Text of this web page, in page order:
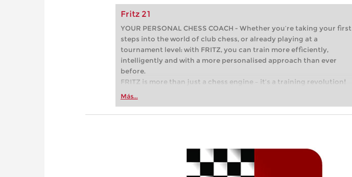
Fritz 21
YOUR PERSONAL CHESS COACH - Whether you’re taking your first
steps into the world of club chess, or already playing at a
tournament level: with FRITZ, you can train more efficiently,
intelligently and with a more personalised approach than ever
before.
FRITZ is more than just a chess engine – it’s a training revolution!
Whether you’re taking your first steps into the world of club chess,
more efficiently, intelligently and with a more personalised
Más...